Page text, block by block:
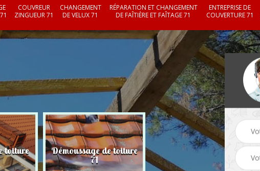
COUVREUR
ZINGUEUR 71
CHANGEMENT
DE VELUX 71
RÉPARATION ET CHANGEMENT
DE FAÎTIÈRE ET FAÎTAGE 71
ENTREPRISE DE
COUVERTURE 71
toiture Démoussage de toiture
71 Couvreur zingueur 71